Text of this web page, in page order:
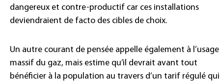
dangereux et contre-productif car ces installations
deviendraient de facto des cibles de choix.
Un autre courant de pensée appelle également à l’usage
massif du gaz, mais estime qu’il devrait avant tout
bénéficier à la population au travers d’un tarif régulé qui